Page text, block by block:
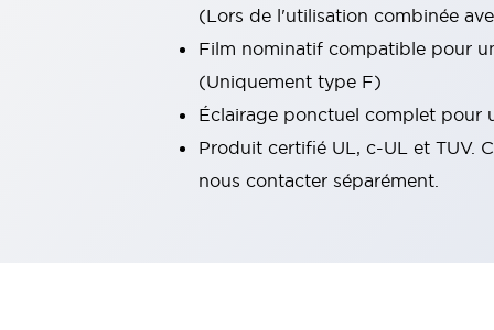
Capteurs de sécurité pour robots
Interrupteurs de sécurité pour robots
Équipements compactsLecteur de codes
Pour une traçabilité facile
Tableaux électriques conformes aux normes américaines
(Lors de l'utilisation combinée
Film nominatif compatible pour
(Uniquement type F)
Éclairage ponctuel complet pour
Produit certifié UL, c-UL et TUV.
nous contacter séparément.